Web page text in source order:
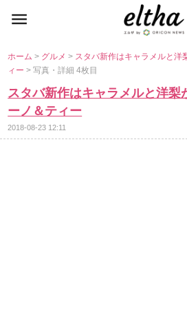
ホーム> グルメ> スタバ新作はキャラメルと洋
ィー> 写真・詳細 4枚目
スタバ新作はキャラメルと洋梨
ーノ＆ティー
2018-08-23 12:11